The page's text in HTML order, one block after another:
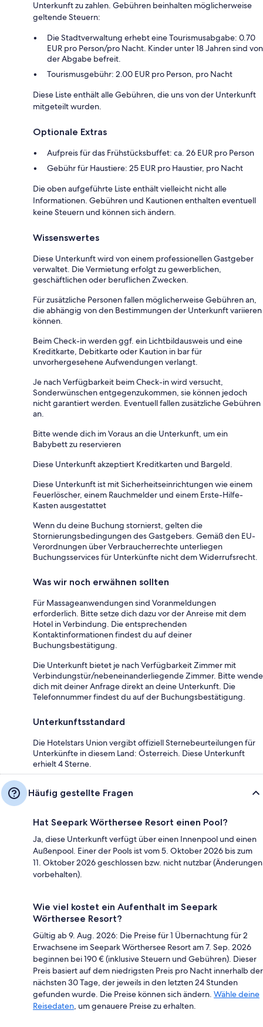
Unterkunft zu zahlen. Gebühren beinhalten möglicherweise
geltende Steuern:
Die Stadtverwaltung erhebt eine Tourismusabgabe: 0.70
EUR pro Person/pro Nacht. Kinder unter 18 Jahren sind von
der Abgabe befreit.
Tourismusgebühr: 2.00 EUR pro Person, pro Nacht
Diese Liste enthält alle Gebühren, die uns von der Unterkunft
mitgeteilt wurden.
Optionale Extras
Aufpreis für das Frühstücksbuffet: ca. 26 EUR pro Person
Gebühr für Haustiere: 25 EUR pro Haustier, pro Nacht
Die oben aufgeführte Liste enthält vielleicht nicht alle
Informationen. Gebühren und Kautionen enthalten eventuell
keine Steuern und können sich ändern.
Wissenswertes
Diese Unterkunft wird von einem professionellen Gastgeber
verwaltet. Die Vermietung erfolgt zu gewerblichen,
geschäftlichen oder beruflichen Zwecken.
Für zusätzliche Personen fallen möglicherweise Gebühren an,
die abhängig von den Bestimmungen der Unterkunft variieren
können.
Beim Check-in werden ggf. ein Lichtbildausweis und eine
Kreditkarte, Debitkarte oder Kaution in bar für
unvorhergesehene Aufwendungen verlangt.
Je nach Verfügbarkeit beim Check-in wird versucht,
Sonderwünschen entgegenzukommen, sie können jedoch
nicht garantiert werden. Eventuell fallen zusätzliche Gebühren
an.
Bitte wende dich im Voraus an die Unterkunft, um ein
Babybett zu reservieren
Diese Unterkunft akzeptiert Kreditkarten und Bargeld.
Diese Unterkunft ist mit Sicherheitseinrichtungen wie einem
Feuerlöscher, einem Rauchmelder und einem Erste-Hilfe-
Kasten ausgestattet
Wenn du deine Buchung stornierst, gelten die
Stornierungsbedingungen des Gastgebers. Gemäß den EU-
Verordnungen über Verbraucherrechte unterliegen
Buchungsservices für Unterkünfte nicht dem Widerrufsrecht.
Was wir noch erwähnen sollten
Für Massageanwendungen sind Voranmeldungen
erforderlich. Bitte setze dich dazu vor der Anreise mit dem
Hotel in Verbindung. Die entsprechenden
Kontaktinformationen findest du auf deiner
Buchungsbestätigung.
Die Unterkunft bietet je nach Verfügbarkeit Zimmer mit
Verbindungstür/nebeneinanderliegende Zimmer. Bitte wende
dich mit deiner Anfrage direkt an deine Unterkunft. Die
Telefonnummer findest du auf der Buchungsbestätigung.
Unterkunftsstandard
Die Hotelstars Union vergibt offiziell Sternebeurteilungen für
Unterkünfte in diesem Land: Österreich. Diese Unterkunft
erhielt 4 Sterne.
Häufig gestellte Fragen
Hat Seepark Wörthersee Resort einen Pool?
Ja, diese Unterkunft verfügt über einen Innenpool und einen
Außenpool. Einer der Pools ist vom 5. Oktober 2026 bis zum
11. Oktober 2026 geschlossen bzw. nicht nutzbar (Änderungen
vorbehalten).
Wie viel kostet ein Aufenthalt im Seepark
Wörthersee Resort?
Gültig ab 9. Aug. 2026: Die Preise für 1 Übernachtung für 2
Erwachsene im Seepark Wörthersee Resort am 7. Sep. 2026
beginnen bei 190 € (inklusive Steuern und Gebühren). Dieser
Preis basiert auf dem niedrigsten Preis pro Nacht innerhalb der
nächsten 30 Tage, der jeweils in den letzten 24 Stunden
gefunden wurde. Die Preise können sich ändern. Wähle deine
Reisedaten, um genauere Preise zu erhalten.